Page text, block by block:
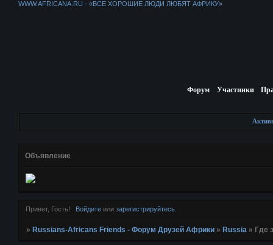
WWW.AFRICANA.RU - «ВСЕ ХОРОШИЕ ЛЮДИ ЛЮБЯТ АФРИКУ»
Форум Участники
Объявление
Привет, Гость! Войдитеили зарегистрируйтесь.
» Russians-Africans Friends - Форум Друзей Африки » Russia » Где